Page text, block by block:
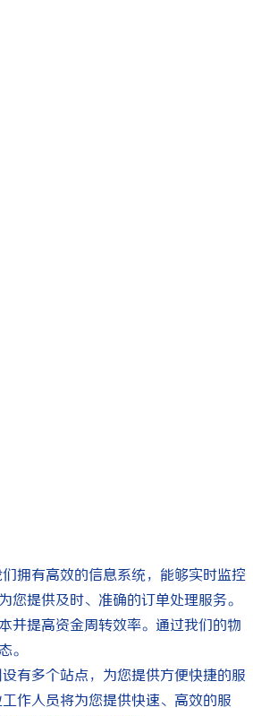
拥有高效的信息系统，能够实时监控
提供及时、准确的订单处理服务。
并提高资金周转效率。通过我们的物
。
有多个站点，为您提供方便快捷的服
作人员将为您提供快速、高效的服